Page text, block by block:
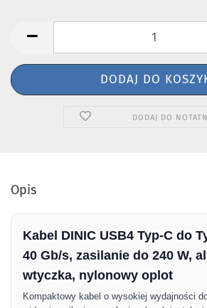
DODAJ DO
Opis
Kabel DINIC USB4 Typ-C do
40 Gb/s, zasilanie do 240 W,
wtyczka, nylonowy oplot
Kompaktowy kabel o wysokiej wydajności